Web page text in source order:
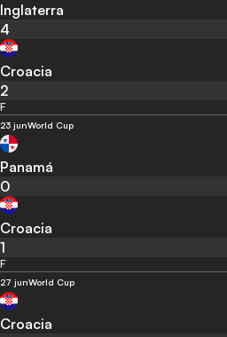
Inglaterra
4
Croacia
2
F
23 junWorld Cup
Panamá
0
Croacia
1
F
27 junWorld Cup
Croacia